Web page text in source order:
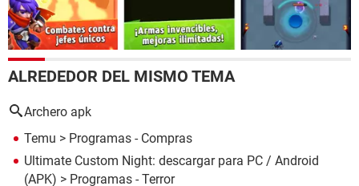
ALREDEDOR DEL MISMO TEMA
Archero apk
Temu > Programas - Compras
Ultimate Custom Night: descargar para PC / Android
(APK) > Programas - Terror